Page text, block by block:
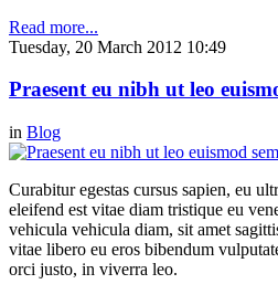
Read more...
Tuesday, 20 March 2012 10:49
Praesent eu nibh ut leo
in Blog
Curabitur egestas cursus sapien, eu
eleifend est vitae diam tristique eu
vehicula vehicula diam, sit amet
vitae libero eu eros bibendum
orci justo, in viverra leo.